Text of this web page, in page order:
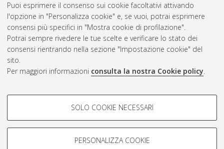
Puoi esprimere il consenso sui cookie facoltativi attivando
l'opzione in "Personalizza cookie" e, se vuoi, potrai esprimere
consensi più specifici in "Mostra cookie di profilazione".
Potrai sempre rivedere le tue scelte e verificare lo stato dei
consensi rientrando nella sezione "Impostazione cookie" del
sito.
Per maggiori informazioni consulta la nostra Cookie policy.
COOKIE DI PROFILAZIONE -
Si tratta di cookie utilizzati per analizzare le caratteristiche della
navigazione degli utenti, creare profili in base al loro comportamento
SOLO COOKIE NECESSARI
PERSONALIZZA COOKIE
Atom
Rss 1.0
Rss 2.0
AMS Laurea
Impostazioni Cookie
Informativa sulla privacy
Condizioni d’uso del sito